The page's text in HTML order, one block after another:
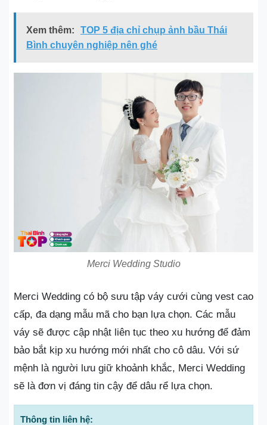
Xem thêm:
TOP 5 địa chỉ chụp ảnh bầu Thái
Bình chuyên nghiệp nên ghé
Merci Wedding Studio
Merci Wedding có bộ sưu tập váy cưới cùng vest cao
cấp, đa dạng mẫu mã cho bạn lựa chọn. Các mẫu
váy sẽ được cập nhật liên tục theo xu hướng để đảm
bảo bắt kịp xu hướng mới nhất cho cô dâu. Với sứ
mệnh là người lưu giữ khoảnh khắc, Merci Wedding
sẽ là đơn vị đáng tin cậy để dâu rể lựa chọn.
Thông tin liên hệ: